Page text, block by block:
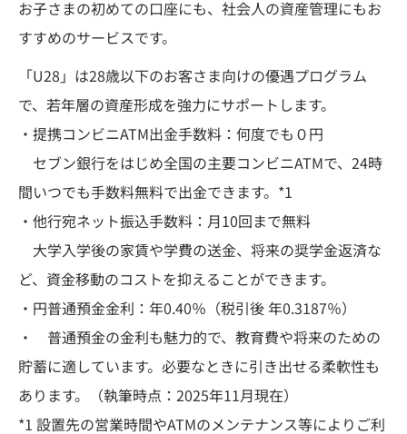
お子さまの初めての口座にも、社会人の資産管理にもお
すすめのサービスです。
「U28」は28歳以下のお客さま向けの優遇プログラム
で、若年層の資産形成を強力にサポートします。
・提携コンビニATM出金手数料：何度でも０円
セブン銀行をはじめ全国の主要コンビニATMで、24時
間いつでも手数料無料で出金できます。*1
・他行宛ネット振込手数料：月10回まで無料
大学入学後の家賃や学費の送金、将来の奨学金返済な
ど、資金移動のコストを抑えることができます。
・円普通預金金利：年0.40％（税引後 年0.3187％）
・ 普通預金の金利も魅力的で、教育費や将来のための
貯蓄に適しています。必要なときに引き出せる柔軟性も
あります。（執筆時点：2025年11月現在）
*1 設置先の営業時間やATMのメンテナンス等によりご利